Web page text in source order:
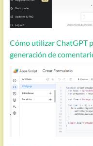
Cómo utilizar ChatGPT
generación de